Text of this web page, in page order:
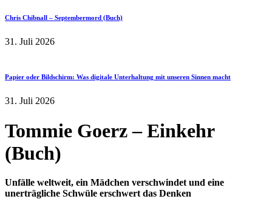
Chris Chibnall – Septembermord (Buch)
31. Juli 2026
Papier oder Bildschirm: Was digitale Unterhaltung mit unseren Sinnen macht
31. Juli 2026
Tommie Goerz – Einkehr
(Buch)
Unfälle weltweit, ein Mädchen verschwindet und eine
unerträgliche Schwüle erschwert das Denken